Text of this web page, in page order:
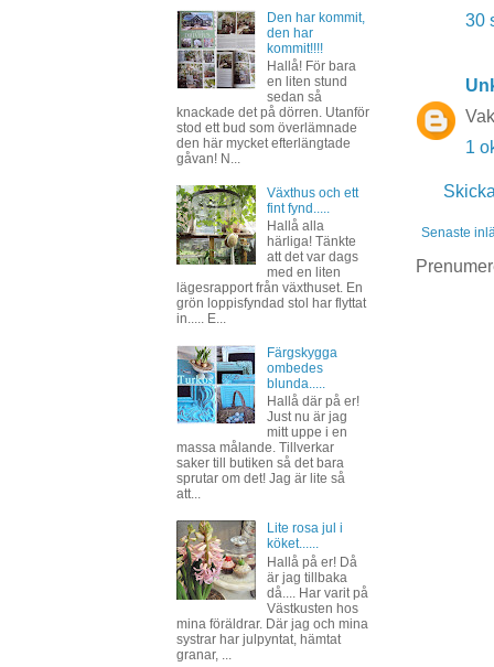
30
1
Senaste
Den har kommit,
den har
kommit!!!!
Hallå! För bara
en liten stund
sedan så
knackade det på dörren. Utanför
stod ett bud som överlämnade
den här mycket efterlängtade
gåvan! N...
Växthus och ett
fint fynd.....
Hallå alla
härliga! Tänkte
att det var dags
med en liten
lägesrapport från växthuset. En
grön loppisfyndad stol har flyttat
in..... E...
Färgskygga
ombedes
blunda.....
Hallå där på er!
Just nu är jag
mitt uppe i en
massa målande. Tillverkar
saker till butiken så det bara
sprutar om det! Jag är lite så
att...
Lite rosa jul i
köket......
Hallå på er! Då
är jag tillbaka
då.... Har varit på
Västkusten hos
mina föräldrar. Där jag och mina
systrar har julpyntat, hämtat
granar, ...